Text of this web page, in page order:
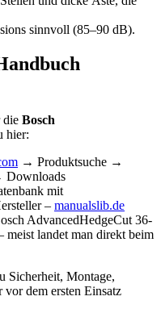
sinnvoll (85–90 dB).
die Bosch
hier:
→ Produktsuche →
Downloads
mit
– manualslib.de
AdvancedHedgeCut 36-
meist landet man direkt beim
Sicherheit, Montage,
dem ersten Einsatz